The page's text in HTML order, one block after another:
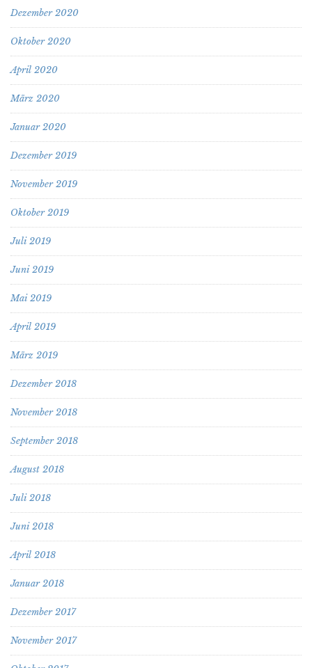
Dezember 2020
Oktober 2020
April 2020
März 2020
Januar 2020
Dezember 2019
November 2019
Oktober 2019
Juli 2019
Juni 2019
Mai 2019
April 2019
März 2019
Dezember 2018
November 2018
September 2018
August 2018
Juli 2018
Juni 2018
April 2018
Januar 2018
Dezember 2017
November 2017